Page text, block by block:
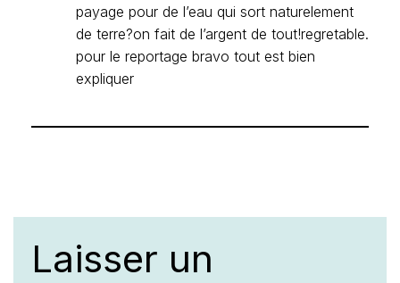
payage pour de l’eau qui sort naturelement
de terre?on fait de l’argent de tout!regretable.
pour le reportage bravo tout est bien
expliquer
Laisser un